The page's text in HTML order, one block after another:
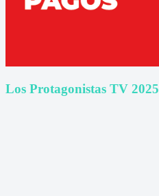
Los Protagonistas TV 2025